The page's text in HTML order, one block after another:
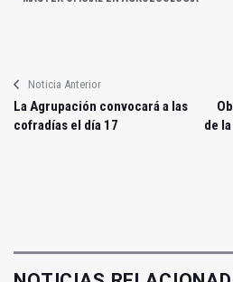
Noticia Anterior
La Agrupación convocará a las
cofradías el día 17
de